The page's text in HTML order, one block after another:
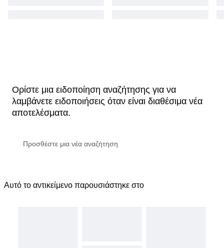
Ορίστε μια ειδοποίηση αναζήτησης για να
λαμβάνετε ειδοποιήσεις όταν είναι διαθέσιμα νέα
αποτελέσματα.
Αυτό το αντικείμενο παρουσιάστηκε στο